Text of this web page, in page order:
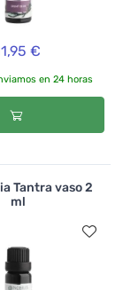
€
en 24 horas
Tantra vaso 2
ml